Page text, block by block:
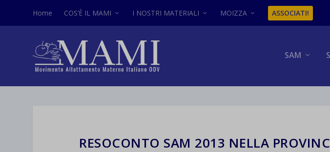
Home COS’È IL MAMI I NOSTRI MATERIALI MOIZZA ASSOCIATI!
SAM
RESOCONTO SAM 2013 NELLA